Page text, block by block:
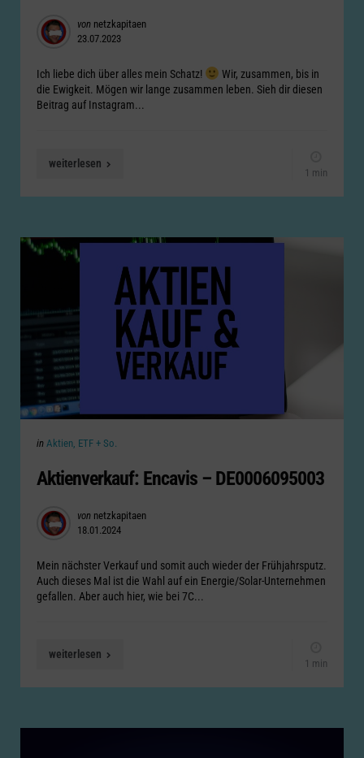
Posted
by
von netzkapitaen
23.07.2023
Ich liebe dich über alles mein Schatz!
Wir, zusammen, bis in
die Ewigkeit. Mögen wir lange zusammen leben. Sieh dir diesen
Beitrag auf Instagram...
weiterlesen
1 min
Categories
Posted
in Aktien, ETF + So.
Aktienverkauf: Encavis – DE0006095003
Posted
by
von netzkapitaen
18.01.2024
Mein nächster Verkauf und somit auch wieder der Frühjahrsputz.
Auch dieses Mal ist die Wahl auf ein Energie/Solar-Unternehmen
gefallen. Aber auch hier, wie bei 7C...
weiterlesen
1 min